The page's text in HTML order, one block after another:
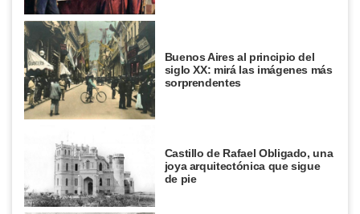
Buenos Aires al principio del
siglo XX: mirá las imágenes más
sorprendentes
Castillo de Rafael Obligado, una
joya arquitectónica que sigue
de pie